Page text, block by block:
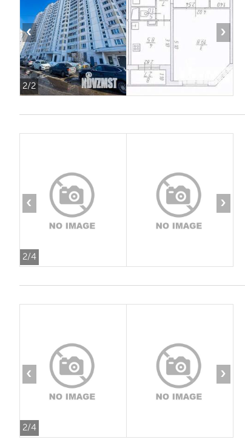
2/2
‹ ›
2/4
‹ ›
2/4
‹ ›